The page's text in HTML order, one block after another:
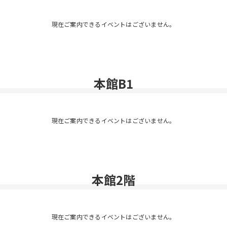
現在ご案内できるイベントはございません。
本館B1
現在ご案内できるイベントはございません。
本館2階
現在ご案内できるイベントはございません。